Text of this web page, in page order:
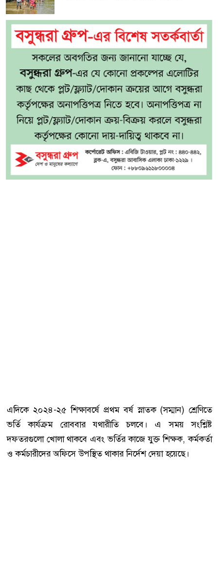
এদিকে ২০২৪-২৫ শিক্ষাবর্ষে প্রথম বর্ষ স্নাতক (সম্মান) শ্রেণিতে
ভর্তি কার্যক্রম রোববার যথারীতি চলবে। এ সময় সংশ্লিষ্ট
দফতরগুলো খোলা থাকবে এবং ভর্তির কাজে যুক্ত শিক্ষক, কর্মকর্তা
ও কর্মচারীদের অফিসে উপস্থিত থাকার নির্দেশ দেয়া হয়েছে।